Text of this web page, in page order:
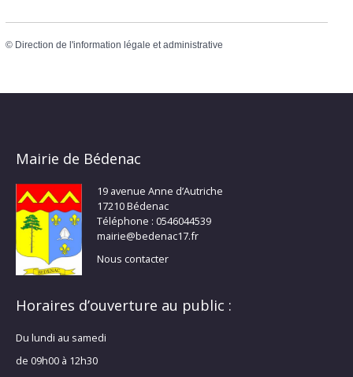
© Direction de l'information légale et administrative
Mairie de Bédenac
19 avenue Anne d’Autriche
17210 Bédenac
Téléphone : 0546044539
mairie@bedenac17.fr
Nous contacter
Horaires d’ouverture au public :
Du lundi au samedi
de 09h00 à 12h30